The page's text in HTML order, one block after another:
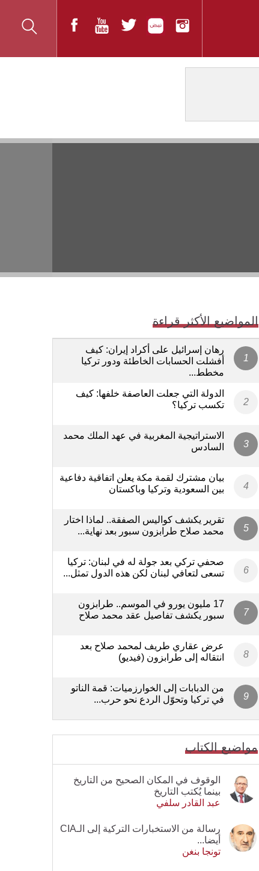
المواضيع الأكثر قراءة
رهان إسرائيل على أكراد إيران: كيف
أفشلت الحسابات الخاطئة ودور تركيا
مخطط...
الدولة التي جعلت العاصفة خلفها: كيف
تكسب تركيا؟
الاستراتيجية المغربية في عهد الملك محمد
السادس
بيان مشترك لقمة مكة يعلن اتفاقية دفاعية
بين السعودية وتركيا وباكستان
تقرير يكشف كواليس الصفقة.. لماذا اختار
محمد صلاح طرابزون سبور بعد نهاية...
صحفي تركي بعد جولة له في لبنان: تركيا
تسعى لتعافي لبنان لكن هذه الدول تمثل...
17 مليون يورو في الموسم.. طرابزون
سبور يكشف تفاصيل عقد محمد صلاح
عرض عقاري طريف لمحمد صلاح بعد
انتقاله إلى طرابزون (فيديو)
من الدبابات إلى الخوارزميات: قمة الناتو
في تركيا وتحوّل الردع نحو حرب...
مواضيع الكتاب
الوقوف في المكان الصحيح من التاريخ
بينما يُكتب التاريخ
عبد القادر سلفي
رسالة من الاستخبارات التركية إلى الـCIA
أيضا...
تونجا بنغن